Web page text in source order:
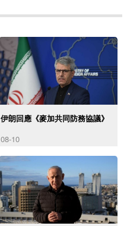
伊朗回應《麥加共同防務協議》
08-10